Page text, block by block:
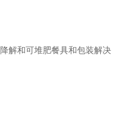
解和可堆肥餐具和包装解决